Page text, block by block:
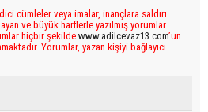
cümleler veya imalar, inançlara saldırı
ve büyük harflerle yazılmış yorumlar
hiçbir şekilde www.adilcevaz13.com’un
Yorumlar, yazan kişiyi bağlayıcı